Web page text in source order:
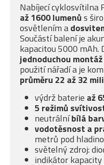
Nabíjecí cyklosvítilna
až 1600 lumenůs
osvětlením a
Součástí balení je
kapacitou 5000 mAh.
jednoduchou
použití nářadí a je
průměru 22 až 32
výdrž baterie až
5 režimů
neutrálníbílá
vodotěsnost a
metrů pod
světelný zdroj:
indikátor